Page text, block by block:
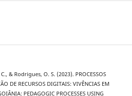
& Rodrigues, O. S. (2023). PROCESSOS
DE RECURSOS DIGITAIS: VIVÊNCIAS EM
PEDAGOGIC PROCESSES USING